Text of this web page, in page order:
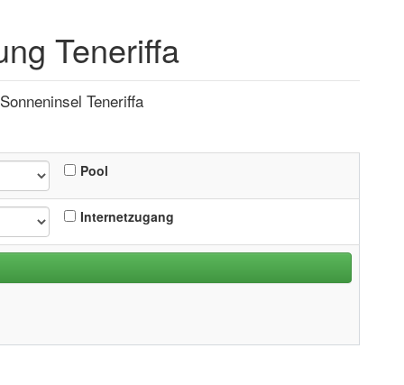
Teneriffa
Teneriffa
Pool
Internetzugang